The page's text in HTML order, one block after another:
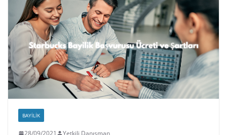
BAYILIK